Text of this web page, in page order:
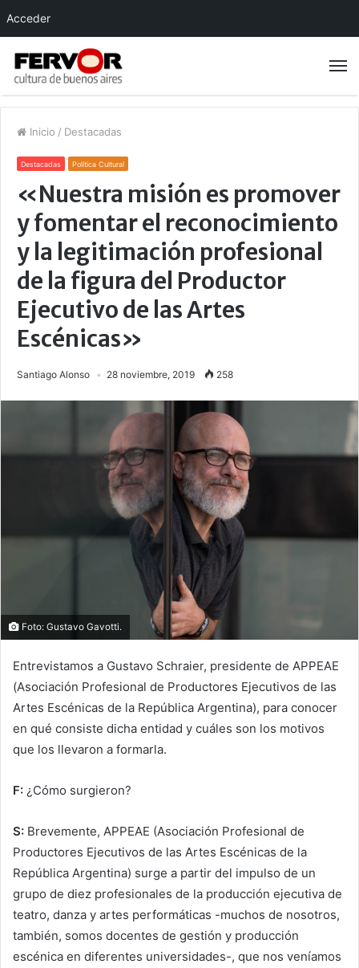
Inicio / Destacadas
Destacadas Política Cultural
«Nuestra misión es promover
y fomentar el reconocimiento
y la legitimación profesional
de la figura del Productor
Ejecutivo de las Artes
Escénicas»
Santiago Alonso 28 noviembre, 2019 258
Foto: Gustavo Gavotti.
Entrevistamos a Gustavo Schraier, presidente de APPEAE
(Asociación Profesional de Productores Ejecutivos de las
Artes Escénicas de la República Argentina), para conocer
en qué consiste dicha entidad y cuáles son los motivos
que los llevaron a formarla.
F: ¿Cómo surgieron?
S: Brevemente, APPEAE (Asociación Profesional de
Productores Ejecutivos de las Artes Escénicas de la
República Argentina) surge a partir del impulso de un
grupo de diez profesionales de la producción ejecutiva de
teatro, danza y artes performáticas -muchos de nosotros,
también, somos docentes de gestión y producción
escénica en diferentes universidades-, que nos veníamos
Acceder